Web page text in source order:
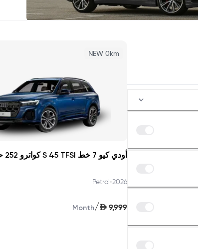
NEW 0km
2026
•
Petrol
AED 9,999
/
Month